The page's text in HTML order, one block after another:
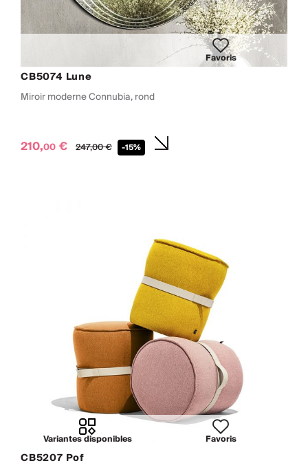
Favoris
CB5074 Lune
Miroir moderne Connubia, rond
210,00 € 247,00€ -15%
Variantes disponibles Favoris
CB5207 Pof